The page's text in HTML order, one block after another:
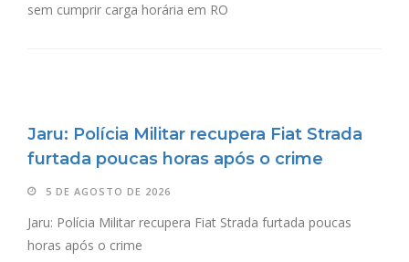
sem cumprir carga horária em RO
Jaru: Polícia Militar recupera Fiat Strada
furtada poucas horas após o crime
5 DE AGOSTO DE 2026
Jaru: Polícia Militar recupera Fiat Strada furtada poucas
horas após o crime